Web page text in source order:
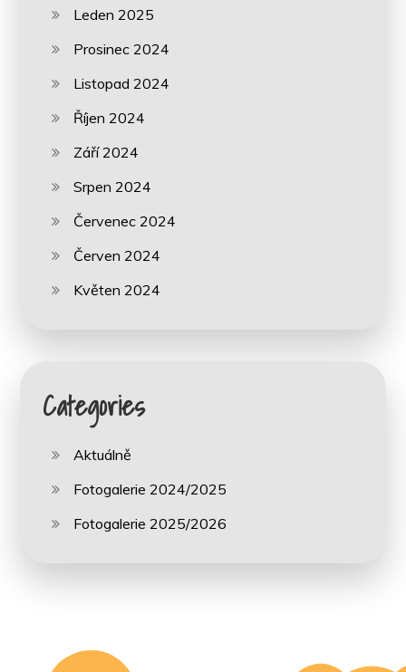
Leden 2025
Prosinec 2024
Listopad 2024
Říjen 2024
Září 2024
Srpen 2024
Červenec 2024
Červen 2024
Květen 2024
Categories
Aktuálně
Fotogalerie 2024/2025
Fotogalerie 2025/2026